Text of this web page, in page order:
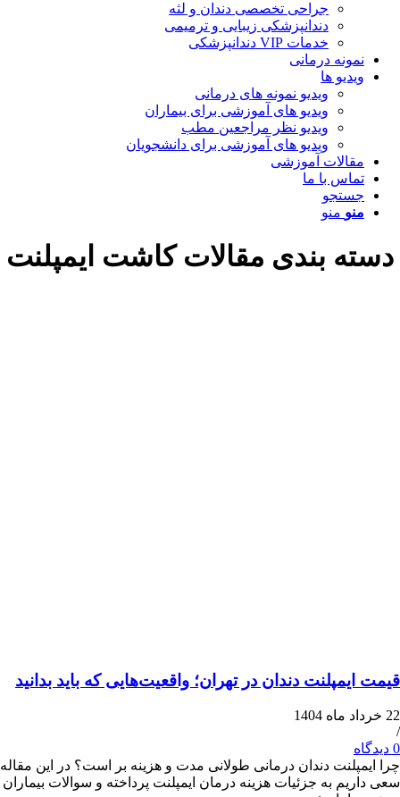
جراحی تخصصی دندان و لثه
دندانپزشکی زیبایی و ترمیمی
خدمات VIP دندانپزشکی
درمانی
ها
ویدیو نمونه های درمانی
ویدیو های آموزشی برای بیماران
ویدیو نظر مراجعین مطب
ویدیو های آموزشی برای دانشجویان
آموزشی
با ما
منو
بندی مقالات کاشت ایمپلنت
دندان در تهران؛ واقعیت‌هایی که باید بدانید
دندان درمانی طولانی مدت و هزینه بر است؟ در این مقاله
به جزئیات هزینه درمان ایمپلنت پرداخته و سوالات بیماران